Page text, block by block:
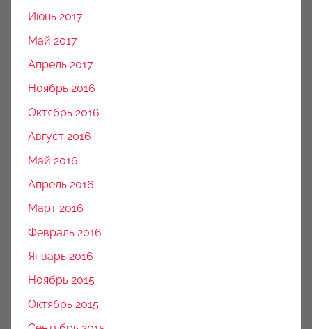
Июнь 2017
Май 2017
Апрель 2017
Ноябрь 2016
Октябрь 2016
Август 2016
Май 2016
Апрель 2016
Март 2016
Февраль 2016
Январь 2016
Ноябрь 2015
Октябрь 2015